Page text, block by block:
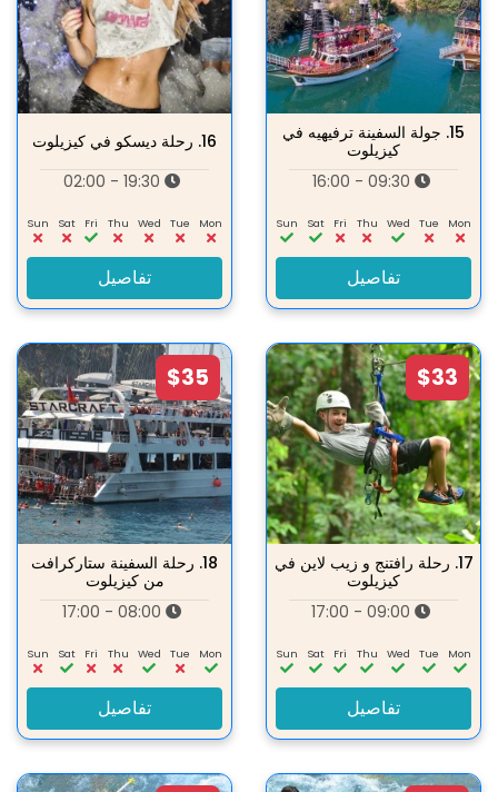
15. جولة السفينة ترفيهيه في
كيزيلوت
Mon
Tue
Wed
Thu
Fri
Sat
Sun
تفاصيل
16. رحلة ديسكو في كيزيلوت
Mon
Tue
Wed
Thu
Fri
Sat
Sun
تفاصيل
$33
17. رحلة رافتنج و زيب لاين في
كيزيلوت
Mon
Tue
Wed
Thu
Fri
Sat
Sun
تفاصيل
$35
18. رحلة السفينة ستاركرافت
من كيزيلوت
Mon
Tue
Wed
Thu
Fri
Sat
Sun
تفاصيل